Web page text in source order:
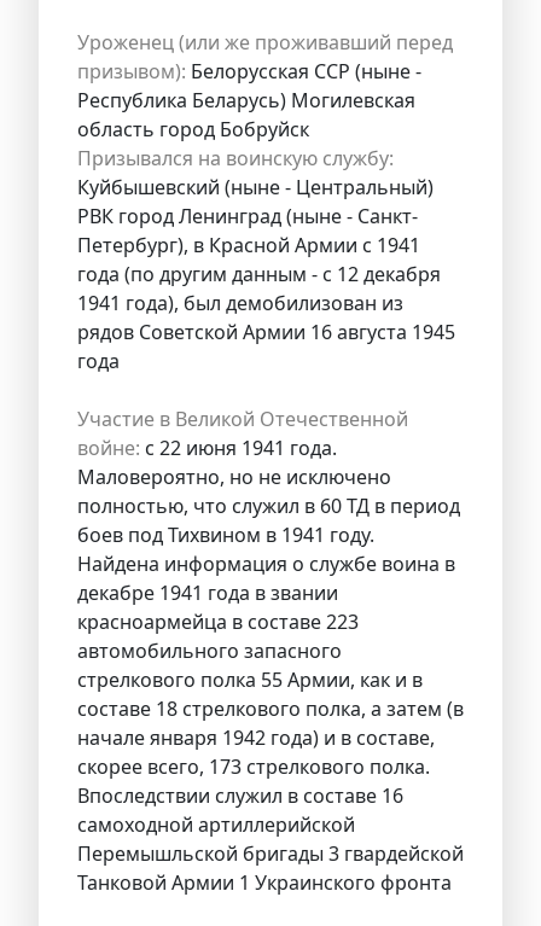
Уроженец (или же проживавший перед
призывом): Белорусская ССР (ныне -
Республика Беларусь) Могилевская
область город Бобруйск
Призывался на воинскую службу:
Куйбышевский (ныне - Центральный)
РВК город Ленинград (ныне - Санкт-
Петербург), в Красной Армии с 1941
года (по другим данным - с 12 декабря
1941 года), был демобилизован из
рядов Советской Армии 16 августа 1945
года
Участие в Великой Отечественной
войне: с 22 июня 1941 года.
Маловероятно, но не исключено
полностью, что служил в 60 ТД в период
боев под Тихвином в 1941 году.
Найдена информация о службе воина в
декабре 1941 года в звании
красноармейца в составе 223
автомобильного запасного
стрелкового полка 55 Армии, как и в
составе 18 стрелкового полка, а затем (в
начале января 1942 года) и в составе,
скорее всего, 173 стрелкового полка.
Впоследствии служил в составе 16
самоходной артиллерийской
Перемышльской бригады 3 гвардейской
Танковой Армии 1 Украинского фронта